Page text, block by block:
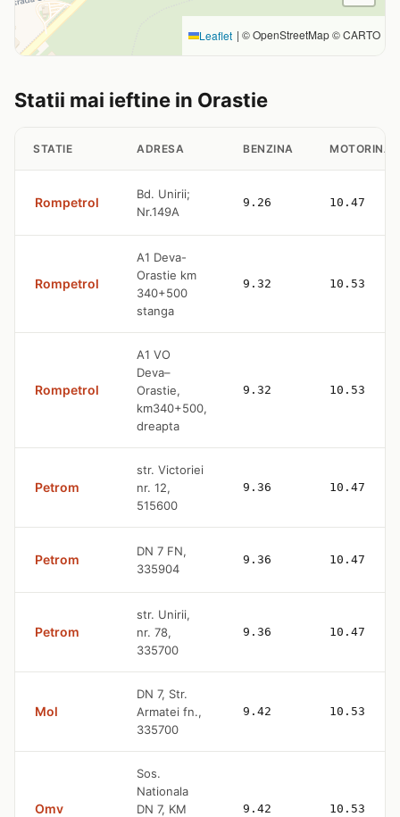
Leaflet | © OpenStreetMap © CARTO
Statii mai ieftine in Orastie
STATIE ADRESA BENZINA MOTORINA
Rompetrol
Bd. Unirii;
Nr.149A
9.26 10.47
Rompetrol
A1 Deva-
Orastie km
340+500
stanga
9.32 10.53
Rompetrol
A1 VO
Deva–
Orastie,
km340+500,
dreapta
9.32 10.53
Petrom
str. Victoriei
nr. 12,
515600
9.36 10.47
Petrom
DN 7 FN,
335904
9.36 10.47
Petrom
str. Unirii,
nr. 78,
335700
9.36 10.47
Mol
DN 7, Str.
Armatei fn.,
335700
9.42 10.53
Omv
Sos.
Nationala
DN 7, KM
9.42 10.53